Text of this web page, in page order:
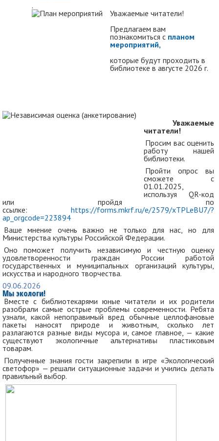
.
Уважаемые читатели!
Предлагаем вам
познакомиться с планом
мероприятий,
которые будут проходить в
библиотеке в августе 2026 г.
Уважаемые
читатели!
Просим вас оценить
работу нашей
библиотеки.
Пройти опрос вы
сможете с
01.01.2025,
используя QR-код
или пройдя по
ссылке: https://forms.mkrf.ru/e/2579/xTPLeBU7/?
ap_orgcode=223894
Ваше мнение очень важно не только для нас, но для
Министерства культуры Российской Федерации.
Оно поможет получить независимую и честную оценку
удовлетворенности граждан России работой
государственных и муниципальных организаций культуры,
искусства и народного творчества.
09.06.2026
Мы экологи!
Вместе с библиотекарями юные читатели и их родители
разобрали самые острые проблемы современности. Ребята
узнали, какой непоправимый вред обычные целлофановые
пакеты наносят природе и животным, сколько лет
разлагаются разные виды мусора и, самое главное, — какие
существуют экологичные альтернативы пластиковым
товарам.
Полученные знания гости закрепили в игре «Экологический
светофор» — решали ситуационные задачи и учились делать
правильный выбор.